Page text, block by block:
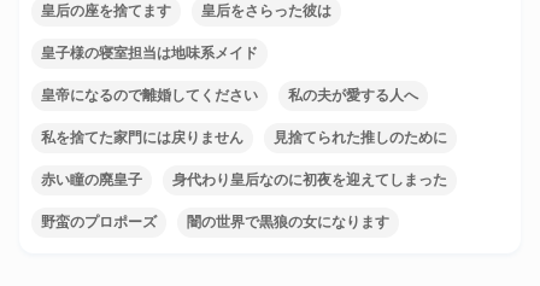
皇后の座を捨てます 皇后をさらった彼は
皇子様の寝室担当は地味系メイド
皇帝になるので離婚してください 私の夫が愛する人へ
私を捨てた家門には戻りません 見捨てられた推しのために
赤い瞳の廃皇子 身代わり皇后なのに初夜を迎えてしまった
野蛮のプロポーズ 闇の世界で黒狼の女になります